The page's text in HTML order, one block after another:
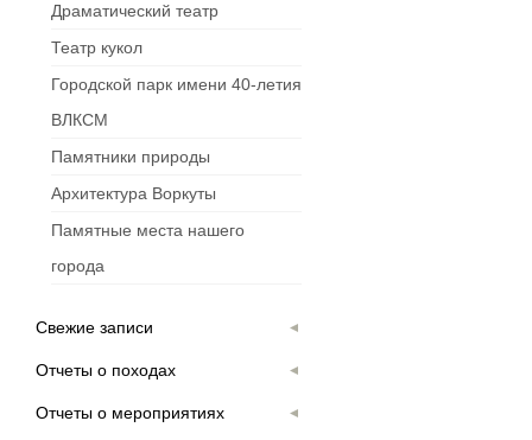
Драматический театр
Театр кукол
Городской парк имени 40-летия
ВЛКСМ
Памятники природы
Архитектура Воркуты
Памятные места нашего
города
Свежие записи
Отчеты о походах
Отчеты о мероприятиях